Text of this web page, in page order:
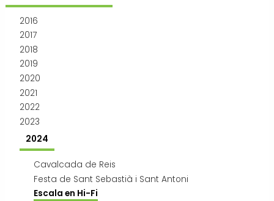
2016
2017
2018
2019
2020
2021
2022
2023
2024
Cavalcada de Reis
Festa de Sant Sebastià i Sant Antoni
Escala en Hi-Fi